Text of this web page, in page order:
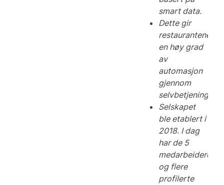
smart data.
Dette gir
restaurantene
en høy grad
av
automasjon
gjennom
Selskapet
ble etablert i
2018. I dag
har de 5
medarbeidere,
og flere
profilerte